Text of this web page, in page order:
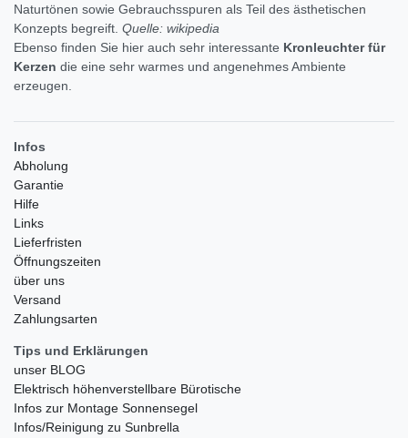
Naturtönen sowie Gebrauchsspuren als Teil des ästhetischen
Konzepts begreift. Quelle: wikipedia
Ebenso finden Sie hier auch sehr interessante Kronleuchter für
Kerzen die eine sehr warmes und angenehmes Ambiente
erzeugen.
Infos
Abholung
Garantie
Hilfe
Links
Lieferfristen
Öffnungszeiten
über uns
Versand
Zahlungsarten
Tips und Erklärungen
unser BLOG
Elektrisch höhenverstellbare Bürotische
Infos zur Montage Sonnensegel
Infos/Reinigung zu Sunbrella